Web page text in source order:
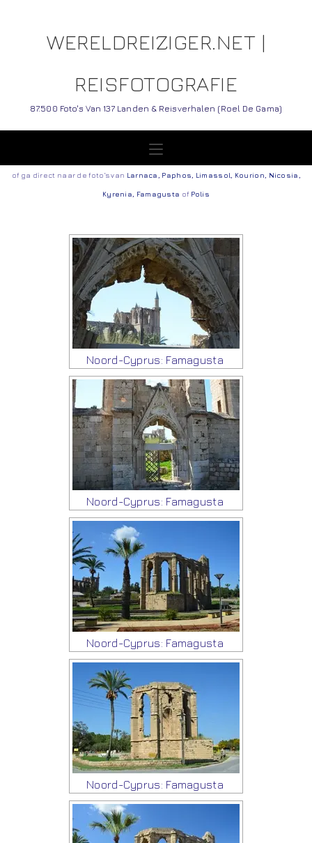
WERELDREIZIGER.NET |
REISFOTOGRAFIE
87.500 Foto's Van 137 Landen & Reisverhalen (Roel De Gama)
of ga direct naar de foto’s van Larnaca Paphos Limassol Kourion Nicosia
Kyrenia Famagusta of Polis
Noord-Cyprus: Famagusta
Noord-Cyprus: Famagusta
Noord-Cyprus: Famagusta
Noord-Cyprus: Famagusta